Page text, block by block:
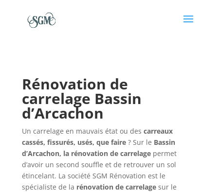
Rénovation de
carrelage Bassin
d’Arcachon
Un carrelage en mauvais état ou des carreaux
cassés, fissurés, usés, que faire? Sur le Bassin
d’Arcachon, la rénovation de carrelage permet
d’avoir un second souffle et de retrouver un sol
étincelant. La société SGM Rénovation est le
spécialiste de la rénovation de carrelagesur le